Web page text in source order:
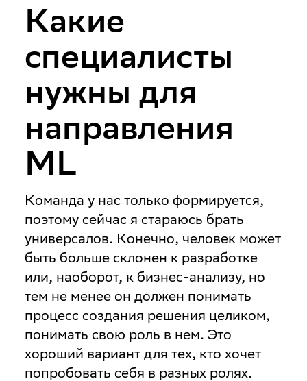
Какие
специалисты
нужны для
направления
ML
Команда у нас только формируется,
поэтому сейчас я стараюсь брать
универсалов. Конечно, человек может
быть больше склонен к разработке
или, наоборот, к бизнес-анализу, но
тем не менее он должен понимать
процесс создания решения целиком,
понимать свою роль в нем. Это
хороший вариант для тех, кто хочет
попробовать себя в разных ролях.